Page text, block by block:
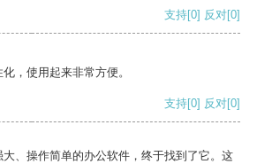
支持[0] 反对[0]
，使用起来非常方便。
支持[0] 反对[0]
、操作简单的办公软件，终于找到了它。这